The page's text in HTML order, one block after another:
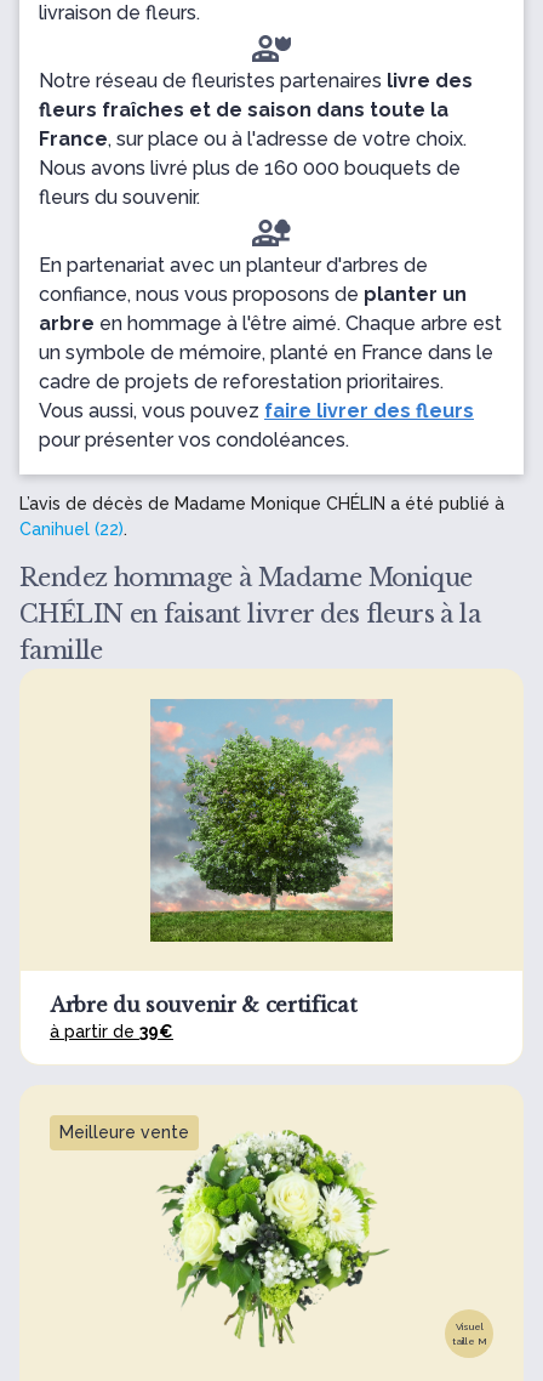
livraison de fleurs.
Notre réseau de fleuristes partenaires livre des
fleurs fraîches et de saison dans toute la
France, sur place ou à l'adresse de votre choix.
Nous avons livré plus de 160 000 bouquets de
fleurs du souvenir.
En partenariat avec un planteur d'arbres de
confiance, nous vous proposons de planter un
arbre en hommage à l'être aimé. Chaque arbre est
un symbole de mémoire, planté en France dans le
cadre de projets de reforestation prioritaires.
Vous aussi, vous pouvez faire livrer des fleurs
pour présenter vos condoléances.
L’avis de décès de Madame Monique CHÉLIN a été publié à
Canihuel (22).
Rendez hommage à Madame Monique
CHÉLIN en faisant livrer des fleurs à la
famille
Arbre du souvenir & certificat
à partir de 39€
Meilleure vente
Visuel
taille M